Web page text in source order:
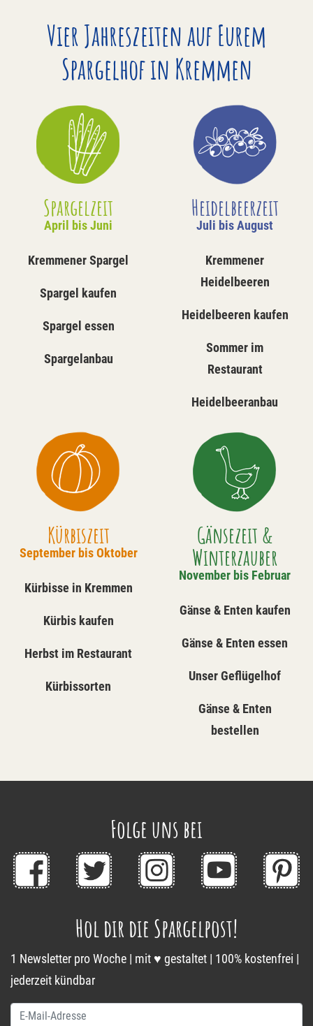
Vier Jahreszeiten auf Eurem
Spargelhof in Kremmen
Spargelzeit
April bis Juni
Kremmener Spargel
Spargel kaufen
Spargel essen
Spargelanbau
Heidelbeerzeit
Juli bis August
Kremmener
Heidelbeeren
Heidelbeeren kaufen
Sommer im
Restaurant
Heidelbeeranbau
Kürbiszeit
September bis Oktober
Kürbisse in Kremmen
Kürbis kaufen
Herbst im Restaurant
Kürbissorten
Gänsezeit &
Winterzauber
November bis Februar
Gänse & Enten kaufen
Gänse & Enten essen
Unser Geflügelhof
Gänse & Enten
bestellen
Folge uns bei
Hol dir die Spargelpost!
1 Newsletter pro Woche | mit ♥ gestaltet | 100% kostenfrei |
jederzeit kündbar